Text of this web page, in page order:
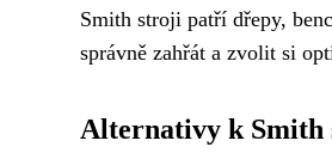
Smith stroji patří dřepy,
správně zahřát a zvolit si
Alternativy k